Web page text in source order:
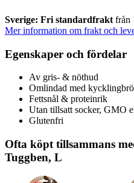
Sverige: Fri standardfrakt från
Mer information om frakt och
Egenskaper och fördelar
Av gris- & nöthud
Omlindad med
Fettsnål & proteinrik
Utan tillsatt socker, GMO
Glutenfri
Ofta köpt tillsammans
Tuggben, L